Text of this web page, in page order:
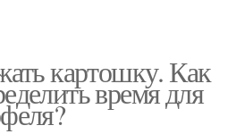
картошку. Как
время для